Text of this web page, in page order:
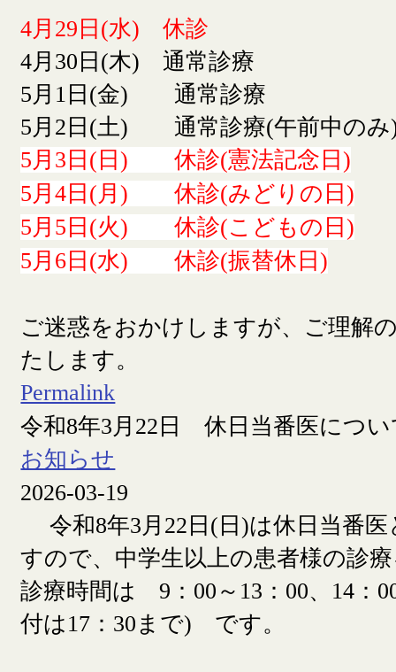
4月29日(水) 休診
4月30日(木) 通常診療
5月1日(金) 通常診療
5月2日(土) 通常診療(午前中のみ
5月3日(日) 休診(憲法記念日)
5月4日(月) 休診(みどりの日)
5月5日(火) 休診(こどもの日)
5月6日(水) 休診(振替休日)
ご迷惑をおかけしますが、ご理解
たします。
Permalink
令和8年3月22日 休日当番医につい
お知らせ
2026-03-19
令和8年3月22日(日)は休日当番
すので、中学生以上の患者様の診
診療時間は 9：00～13：00、14：
付は17：30まで) です。